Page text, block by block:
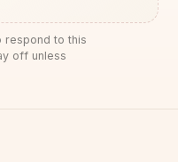
respond to this
off unless